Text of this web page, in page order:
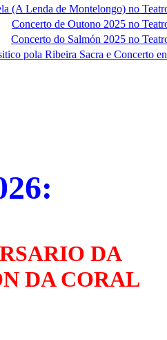
(A Lenda de Montelongo) no
Concerto de Outono 2025 no
Concerto do Salmón 2025 no
pola Ribeira Sacra e Concerto
DA
DA CORAL